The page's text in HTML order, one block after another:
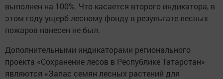
выполнен на 100%. Что касается второго индикатора, в
этом году ущерб лесному фонду в результате лесных
пожаров нанесен не был.
Дополнительными индикаторами регионального
проекта «Сохранение лесов в Республике Татарстан»
являются «Запас семян лесных растений для